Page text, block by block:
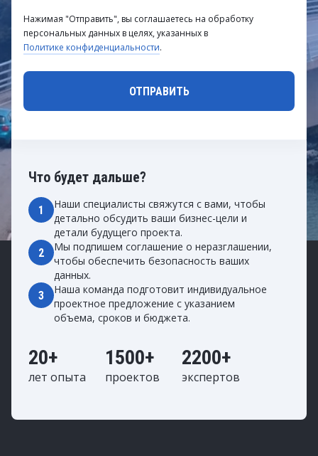
Что будет дальше?
1
Наши специалисты свяжутся с вами, чтобы
детально обсудить ваши бизнес-цели и
детали будущего проекта.
2
Мы подпишем соглашение о неразглашении,
чтобы обеспечить безопасность ваших
данных.
3
Наша команда подготовит индивидуальное
проектное предложение с указанием
объема, сроков и бюджета.
20+
лет опыта
1500+
проектов
2200+
экспертов
Нажимая "Отправить", вы соглашаетесь на обработку
персональных данных в целях, указанных в
Политике конфиденциальности.